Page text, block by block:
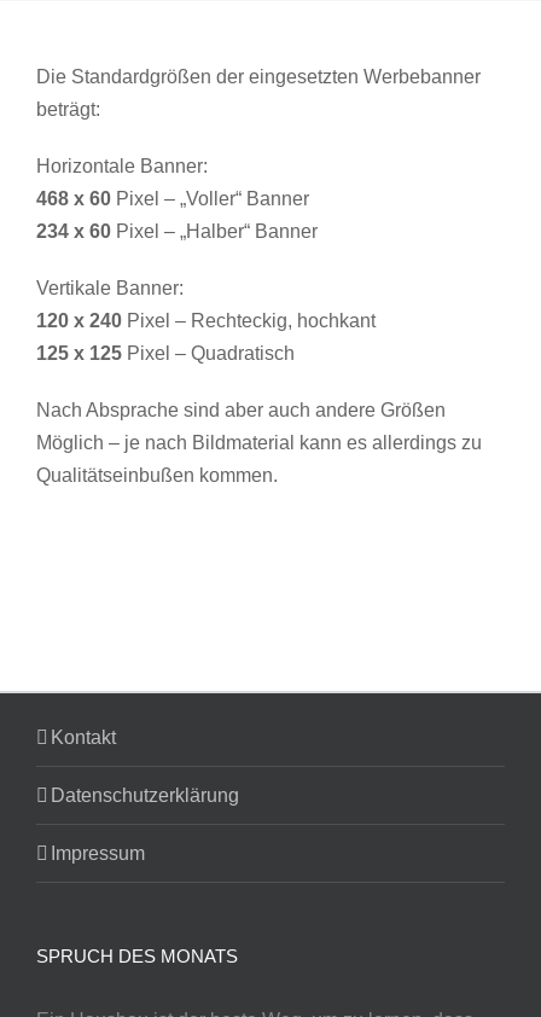
Die Standardgrößen der eingesetzten Werbebanner
beträgt:
Horizontale Banner:
468 x 60 Pixel – „Voller“ Banner
234 x 60 Pixel – „Halber“ Banner
Vertikale Banner:
120 x 240 Pixel – Rechteckig, hochkant
125 x 125 Pixel – Quadratisch
Nach Absprache sind aber auch andere Größen
Möglich – je nach Bildmaterial kann es allerdings zu
Qualitätseinbußen kommen.
Kontakt
Datenschutzerklärung
Impressum
SPRUCH DES MONATS